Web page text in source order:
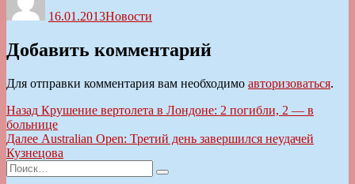
16.01.2013Новости
Добавить комментарий
Для отправки комментария вам необходимо авторизоваться.
Навигация
по
записям
Назад Предыдущая
запись:
Крушение вертолета в Лондоне: 2 погибли, 2 — в
больнице
Далее Следующая
запись:
Australian Open: Третий день завершился неудачей
Кузнецова
Искать:
Поиск